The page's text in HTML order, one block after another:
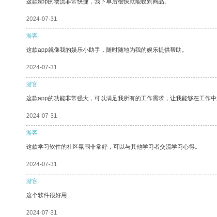
这款app的物流非常快捷，我下单后很快就能收到商品。
2024-07-31
游客
这款app就像我的娱乐小助手，随时随地为我的娱乐提供帮助。
2024-07-31
游客
这款app的功能非常强大，可以满足我所有的工作需求，让我能够在工作中
2024-07-31
游客
这款学习软件的社区氛围非常好，可以与其他学习者交流学习心得。
2024-07-31
游客
这个软件很好用
2024-07-31